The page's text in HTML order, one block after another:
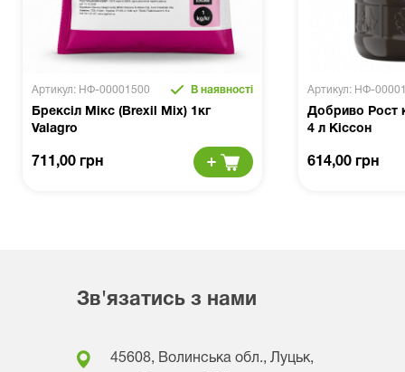
Артикул: НФ-00001500 В наявності
Брексіл Мікс (Brexil Mix) 1кг
Valagro
711,00 грн
Артикул: НФ-
Добриво Рост
4 л Кіссон
614,00 грн
Зв'язатись з нами
45608, Волинська обл., Луцьк,